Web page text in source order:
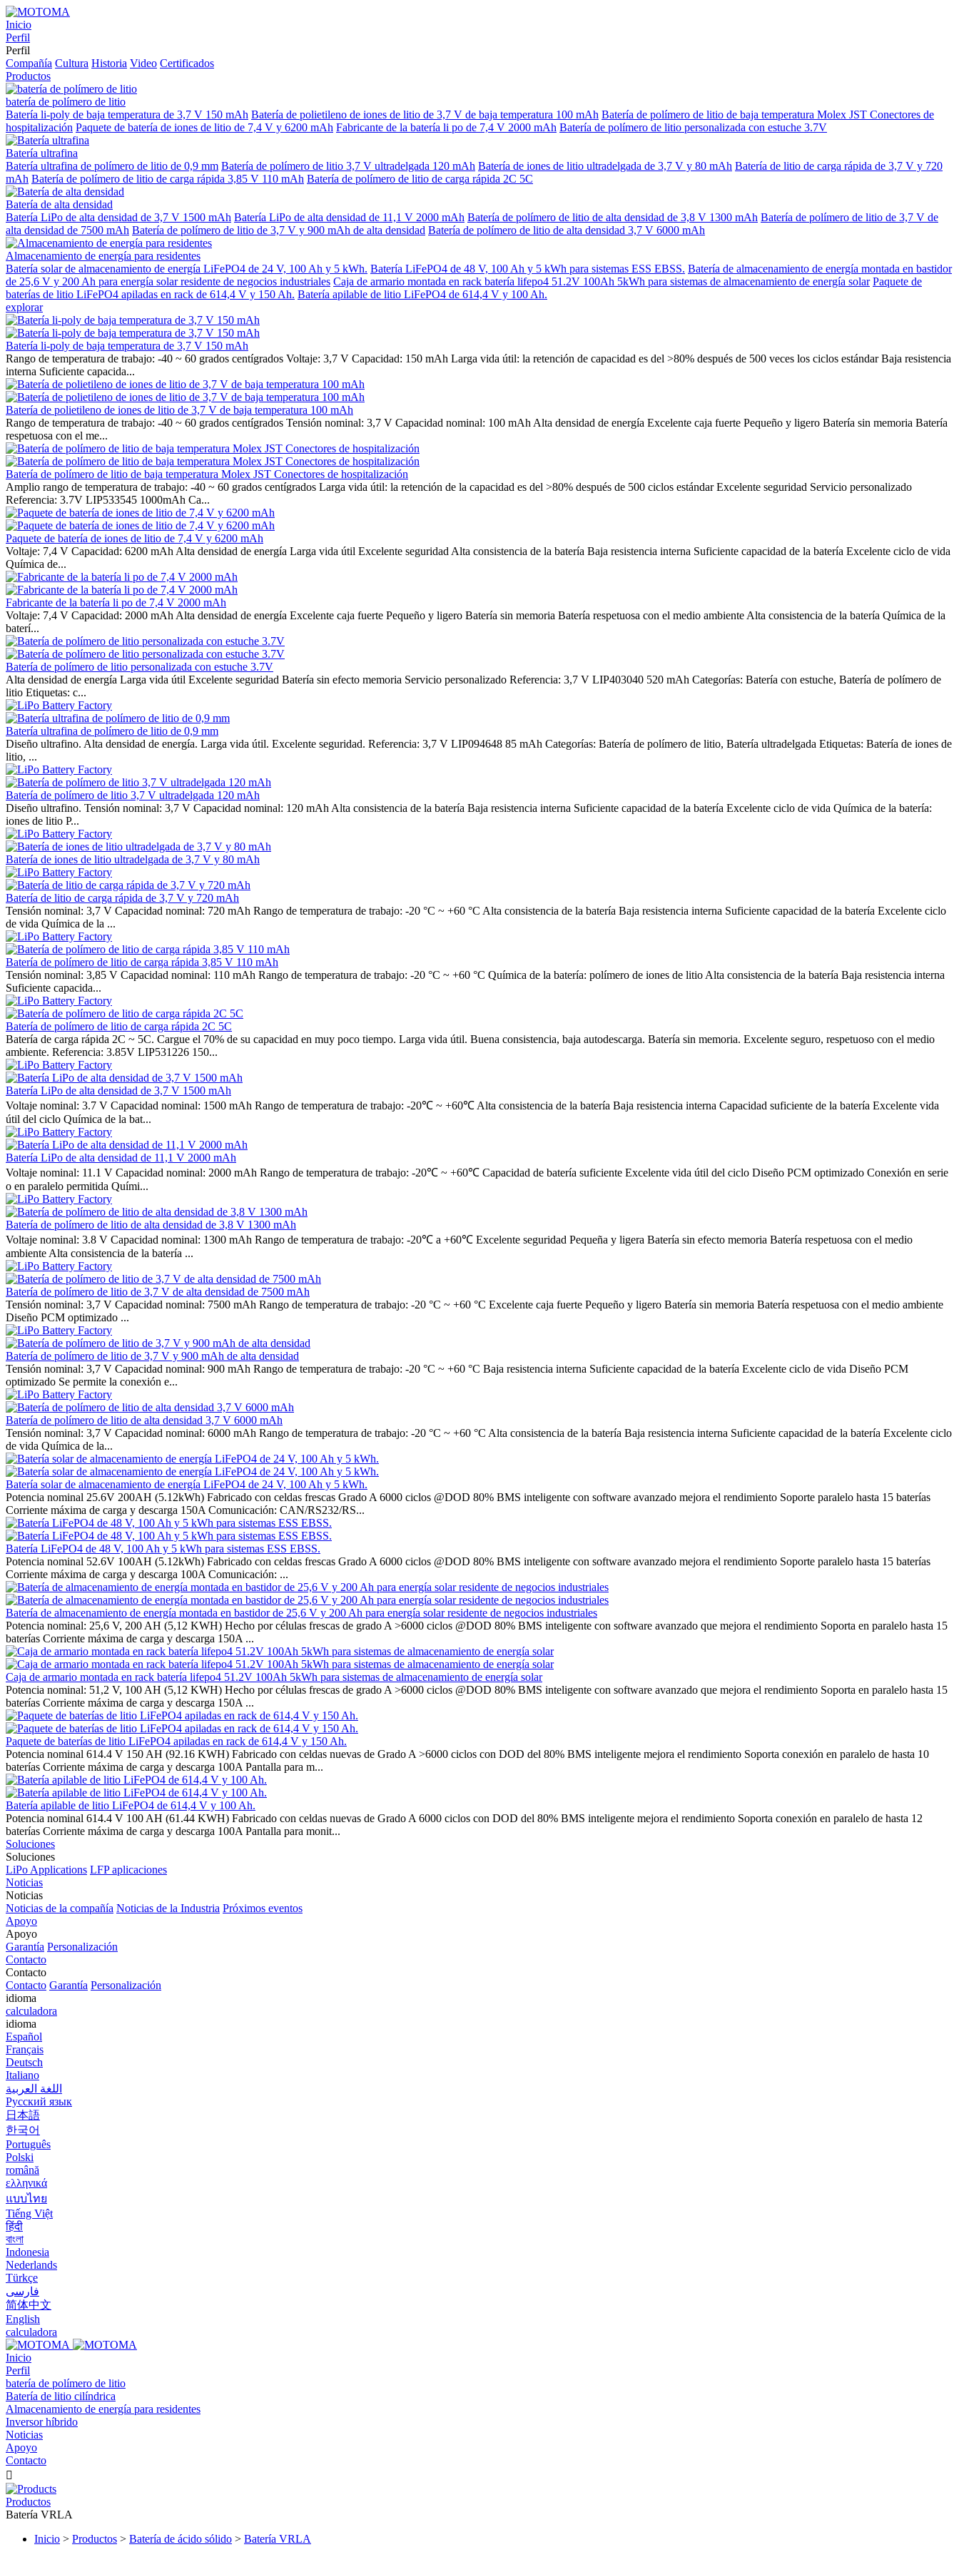
Inicio
Perfil
Perfil
Compañía Cultura Historia Video Certificados
Productos
batería de polímero de litio
Batería li-poly de baja temperatura de 3,7 V 150 mAh Batería de polietileno de iones de litio de 3,7 V de baja temperatura 100 mAh Batería de polímero de litio de baja temperatura Molex JST Conectores de
hospitalización Paquete de batería de iones de litio de 7,4 V y 6200 mAh Fabricante de la batería li po de 7,4 V 2000 mAh Batería de polímero de litio personalizada con estuche 3.7V
Batería ultrafina
Batería ultrafina de polímero de litio de 0,9 mm Batería de polímero de litio 3,7 V ultradelgada 120 mAh Batería de iones de litio ultradelgada de 3,7 V y 80 mAh Batería de litio de carga rápida de 3,7 V y 720
mAh Batería de polímero de litio de carga rápida 3,85 V 110 mAh Batería de polímero de litio de carga rápida 2C 5C
Batería de alta densidad
Batería LiPo de alta densidad de 3,7 V 1500 mAh Batería LiPo de alta densidad de 11,1 V 2000 mAh Batería de polímero de litio de alta densidad de 3,8 V 1300 mAh Batería de polímero de litio de 3,7 V de
alta densidad de 7500 mAh Batería de polímero de litio de 3,7 V y 900 mAh de alta densidad Batería de polímero de litio de alta densidad 3,7 V 6000 mAh
Almacenamiento de energía para residentes
Batería solar de almacenamiento de energía LiFePO4 de 24 V, 100 Ah y 5 kWh. Batería LiFePO4 de 48 V, 100 Ah y 5 kWh para sistemas ESS EBSS. Batería de almacenamiento de energía montada en bastidor
de 25,6 V y 200 Ah para energía solar residente de negocios industriales Caja de armario montada en rack batería lifepo4 51.2V 100Ah 5kWh para sistemas de almacenamiento de energía solar Paquete de
baterías de litio LiFePO4 apiladas en rack de 614,4 V y 150 Ah. Batería apilable de litio LiFePO4 de 614,4 V y 100 Ah.
explorar
Batería li-poly de baja temperatura de 3,7 V 150 mAh
Rango de temperatura de trabajo: -40 ~ 60 grados centígrados Voltaje: 3,7 V Capacidad: 150 mAh Larga vida útil: la retención de capacidad es del >80% después de 500 veces los ciclos estándar Baja resistencia
interna Suficiente capacida...
Batería de polietileno de iones de litio de 3,7 V de baja temperatura 100 mAh
Rango de temperatura de trabajo: -40 ~ 60 grados centígrados Tensión nominal: 3,7 V Capacidad nominal: 100 mAh Alta densidad de energía Excelente caja fuerte Pequeño y ligero Batería sin memoria Batería
respetuosa con el me...
Batería de polímero de litio de baja temperatura Molex JST Conectores de hospitalización
Amplio rango de temperatura de trabajo: -40 ~ 60 grados centígrados Larga vida útil: la retención de la capacidad es del >80% después de 500 ciclos estándar Excelente seguridad Servicio personalizado
Referencia: 3.7V LIP533545 1000mAh Ca...
Paquete de batería de iones de litio de 7,4 V y 6200 mAh
Voltaje: 7,4 V Capacidad: 6200 mAh Alta densidad de energía Larga vida útil Excelente seguridad Alta consistencia de la batería Baja resistencia interna Suficiente capacidad de la batería Excelente ciclo de vida
Química de...
Fabricante de la batería li po de 7,4 V 2000 mAh
Voltaje: 7,4 V Capacidad: 2000 mAh Alta densidad de energía Excelente caja fuerte Pequeño y ligero Batería sin memoria Batería respetuosa con el medio ambiente Alta consistencia de la batería Química de la
baterí...
Batería de polímero de litio personalizada con estuche 3.7V
Alta densidad de energía Larga vida útil Excelente seguridad Batería sin efecto memoria Servicio personalizado Referencia: 3,7 V LIP403040 520 mAh Categorías: Batería con estuche, Batería de polímero de
litio Etiquetas: c...
Batería ultrafina de polímero de litio de 0,9 mm
Diseño ultrafino. Alta densidad de energía. Larga vida útil. Excelente seguridad. Referencia: 3,7 V LIP094648 85 mAh Categorías: Batería de polímero de litio, Batería ultradelgada Etiquetas: Batería de iones de
litio, ...
Batería de polímero de litio 3,7 V ultradelgada 120 mAh
Diseño ultrafino. Tensión nominal: 3,7 V Capacidad nominal: 120 mAh Alta consistencia de la batería Baja resistencia interna Suficiente capacidad de la batería Excelente ciclo de vida Química de la batería:
iones de litio P...
Batería de iones de litio ultradelgada de 3,7 V y 80 mAh
Batería de litio de carga rápida de 3,7 V y 720 mAh
Tensión nominal: 3,7 V Capacidad nominal: 720 mAh Rango de temperatura de trabajo: -20 °C ~ +60 °C Alta consistencia de la batería Baja resistencia interna Suficiente capacidad de la batería Excelente ciclo
de vida Química de la ...
Batería de polímero de litio de carga rápida 3,85 V 110 mAh
Tensión nominal: 3,85 V Capacidad nominal: 110 mAh Rango de temperatura de trabajo: -20 °C ~ +60 °C Química de la batería: polímero de iones de litio Alta consistencia de la batería Baja resistencia interna
Suficiente capacida...
Batería de polímero de litio de carga rápida 2C 5C
Batería de carga rápida 2C ~ 5C. Cargue el 70% de su capacidad en muy poco tiempo. Larga vida útil. Buena consistencia, baja autodescarga. Batería sin memoria. Excelente seguro, respetuoso con el medio
ambiente. Referencia: 3.85V LIP531226 150...
Batería LiPo de alta densidad de 3,7 V 1500 mAh
Voltaje nominal: 3.7 V Capacidad nominal: 1500 mAh Rango de temperatura de trabajo: -20℃ ~ +60℃ Alta consistencia de la batería Baja resistencia interna Capacidad suficiente de la batería Excelente vida
útil del ciclo Química de la bat...
Batería LiPo de alta densidad de 11,1 V 2000 mAh
Voltaje nominal: 11.1 V Capacidad nominal: 2000 mAh Rango de temperatura de trabajo: -20℃ ~ +60℃ Capacidad de batería suficiente Excelente vida útil del ciclo Diseño PCM optimizado Conexión en serie
o en paralelo permitida Quími...
Batería de polímero de litio de alta densidad de 3,8 V 1300 mAh
Voltaje nominal: 3.8 V Capacidad nominal: 1300 mAh Rango de temperatura de trabajo: -20℃ a +60℃ Excelente seguridad Pequeña y ligera Batería sin efecto memoria Batería respetuosa con el medio
ambiente Alta consistencia de la batería ...
Batería de polímero de litio de 3,7 V de alta densidad de 7500 mAh
Tensión nominal: 3,7 V Capacidad nominal: 7500 mAh Rango de temperatura de trabajo: -20 °C ~ +60 °C Excelente caja fuerte Pequeño y ligero Batería sin memoria Batería respetuosa con el medio ambiente
Diseño PCM optimizado ...
Batería de polímero de litio de 3,7 V y 900 mAh de alta densidad
Tensión nominal: 3,7 V Capacidad nominal: 900 mAh Rango de temperatura de trabajo: -20 °C ~ +60 °C Baja resistencia interna Suficiente capacidad de la batería Excelente ciclo de vida Diseño PCM
optimizado Se permite la conexión e...
Batería de polímero de litio de alta densidad 3,7 V 6000 mAh
Tensión nominal: 3,7 V Capacidad nominal: 6000 mAh Rango de temperatura de trabajo: -20 °C ~ +60 °C Alta consistencia de la batería Baja resistencia interna Suficiente capacidad de la batería Excelente ciclo
de vida Química de la...
Batería solar de almacenamiento de energía LiFePO4 de 24 V, 100 Ah y 5 kWh.
Potencia nominal 25.6V 200AH (5.12kWh) Fabricado con celdas frescas Grado A 6000 ciclos @DOD 80% BMS inteligente con software avanzado mejora el rendimiento Soporte paralelo hasta 15 baterías
Corriente máxima de carga y descarga 150A Comunicación: CAN/RS232/RS...
Batería LiFePO4 de 48 V, 100 Ah y 5 kWh para sistemas ESS EBSS.
Potencia nominal 52.6V 100AH (5.12kWh) Fabricado con celdas frescas Grado A 6000 ciclos @DOD 80% BMS inteligente con software avanzado mejora el rendimiento Soporte paralelo hasta 15 baterías
Corriente máxima de carga y descarga 100A Comunicación: ...
Batería de almacenamiento de energía montada en bastidor de 25,6 V y 200 Ah para energía solar residente de negocios industriales
Potencia nominal: 25,6 V, 200 AH (5,12 KWH) Hecho por células frescas de grado A >6000 ciclos @DOD 80% BMS inteligente con software avanzado que mejora el rendimiento Soporta en paralelo hasta 15
baterías Corriente máxima de carga y descarga 150A ...
Caja de armario montada en rack batería lifepo4 51.2V 100Ah 5kWh para sistemas de almacenamiento de energía solar
Potencia nominal: 51,2 V, 100 AH (5,12 KWH) Hecho por células frescas de grado A >6000 ciclos @DOD 80% BMS inteligente con software avanzado que mejora el rendimiento Soporta en paralelo hasta 15
baterías Corriente máxima de carga y descarga 150A ...
Paquete de baterías de litio LiFePO4 apiladas en rack de 614,4 V y 150 Ah.
Potencia nominal 614.4 V 150 AH (92.16 KWH) Fabricado con celdas nuevas de Grado A >6000 ciclos con DOD del 80% BMS inteligente mejora el rendimiento Soporta conexión en paralelo de hasta 10
baterías Corriente máxima de carga y descarga 100A Pantalla para m...
Batería apilable de litio LiFePO4 de 614,4 V y 100 Ah.
Potencia nominal 614.4 V 100 AH (61.44 KWH) Fabricado con celdas nuevas de Grado A 6000 ciclos con DOD del 80% BMS inteligente mejora el rendimiento Soporta conexión en paralelo de hasta 12
baterías Corriente máxima de carga y descarga 100A Pantalla para monit...
Soluciones
Soluciones
LiPo Applications LFP aplicaciones
Noticias
Noticias
Noticias de la compañía Noticias de la Industria Próximos eventos
Apoyo
Apoyo
Garantía Personalización
Contacto
Contacto
Contacto Garantía Personalización
idioma
calculadora
idioma
Español
Français
Deutsch
Italiano
اللغة العربية
Русский язык
日本語
한국어
Português
Polski
română
ελληνικά
แบบไทย
Tiếng Việt
हिंदी
বাংলা
Indonesia
Nederlands
Türkçe
فارسی
简体中文
English
calculadora
Inicio
Perfil
batería de polímero de litio
Batería de litio cilíndrica
Almacenamiento de energía para residentes
Inversor híbrido
Noticias
Apoyo
Contacto

Productos
Batería VRLA
Inicio > Productos > Batería de ácido sólido > Batería VRLA